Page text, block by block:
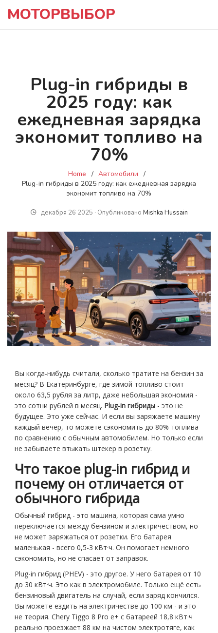
МОТОРВЫБОР
Plug-in гибриды в
2025 году: как
ежедневная зарядка
экономит топливо на
70%
Home
Автомобили
Plug-in гибриды в 2025 году: как ежедневная зарядка
экономит топливо на 70%
декабря 26 2025 ∙ Опубликовано Mishka Hussain
Вы когда-нибудь считали, сколько тратите на бензин за
месяц? В Екатеринбурге, где зимой топливо стоит
около 63,5 рубля за литр, даже небольшая экономия -
это сотни рублей в месяц. Plug-in гибриды - это не
будущее. Это уже сейчас. И если вы заряжаете машину
каждый вечер, то можете сэкономить до 80% топлива
по сравнению с обычным автомобилем. Но только если
не забываете втыкать штекер в розетку.
Что такое plug-in гибрид и
почему он отличается от
обычного гибрида
Обычный гибрид - это машина, которая сама умно
переключается между бензином и электричеством, но
не может заряжаться от розетки. Его батарея
маленькая - всего 0,5-3 кВт·ч. Он помогает немного
сэкономить, но не спасает от заправок.
Plug-in гибрид (PHEV) - это другое. У него батарея от 10
до 30 кВт·ч. Это как в электромобиле. Только ещё есть
бензиновый двигатель на случай, если заряд кончился.
Вы можете ездить на электричестве до 100 км - и это
не теория. Chery Tiggo 8 Pro e+ с батареей 18,8 кВт·ч
реально проезжает 88 км на чистом электротяге, как